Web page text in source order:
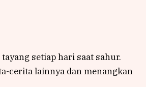
setiap hari saat sahur.
cerita lainnya dan menangkan